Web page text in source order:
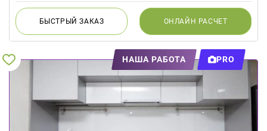
БЫСТРЫЙЗАКАЗ ОНЛАЙН РАСЧЕТ
НАША РАБОТА PRO